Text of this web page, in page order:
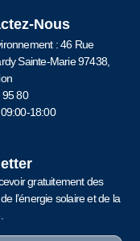
Nous
: 46 Rue
Sainte-Marie 97438,
95 80
18:00
gratuitement des
l’énergie solaire et de la